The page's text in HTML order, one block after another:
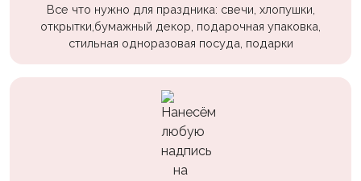
Все что нужно для праздника: свечи, хлопушки,
открытки,бумажный декор, подарочная упаковка,
стильная одноразовая посуда, подарки
Ферма